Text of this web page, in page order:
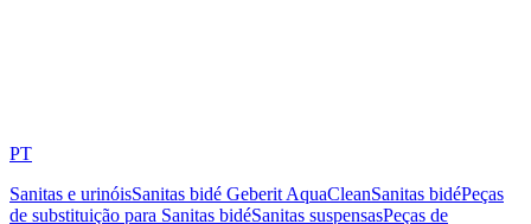
PT
Sanitas e urinóisSanitas bidé Geberit AquaCleanSanitas bidéPeças
de substituição para Sanitas bidéSanitas suspensasPeças de